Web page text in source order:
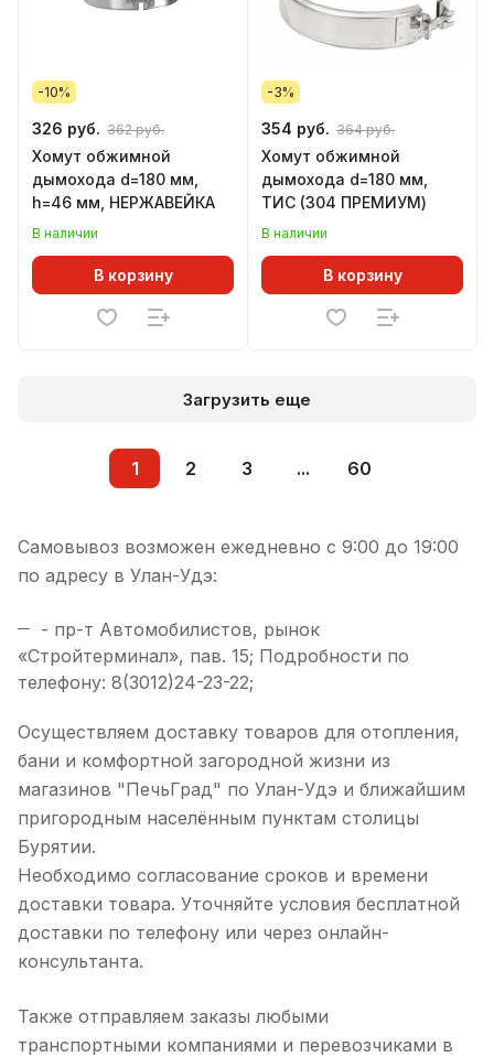
-10%
326 руб. 362 руб.
Хомут обжимной
дымохода d=180 мм,
h=46 мм, НЕРЖАВЕЙКА
В наличии
В корзину
-3%
354 руб. 364 руб.
Хомут обжимной
дымохода d=180 мм,
ТИС (304 ПРЕМИУМ)
В наличии
В корзину
Загрузить еще
1 2 3 ... 60
Самовывоз возможен ежедневно с 9:00 до 19:00
по адресу в Улан-Удэ:
- пр-т Автомобилистов, рынок
«Стройтерминал», пав. 15; Подробности по
телефону: 8(3012)24-23-22;
Осуществляем доставку товаров для отопления,
бани и комфортной загородной жизни из
магазинов "ПечьГрад" по Улан-Удэ и ближайшим
пригородным населённым пунктам столицы
Бурятии.
Необходимо согласование сроков и времени
доставки товара. Уточняйте условия бесплатной
доставки по телефону или через онлайн-
консультанта.
Также отправляем заказы любыми
транспортными компаниями и перевозчиками в